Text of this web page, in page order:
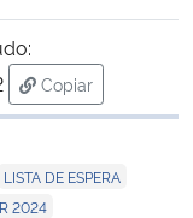
Copiar
para área de
LISTA DE ESPERA
2024